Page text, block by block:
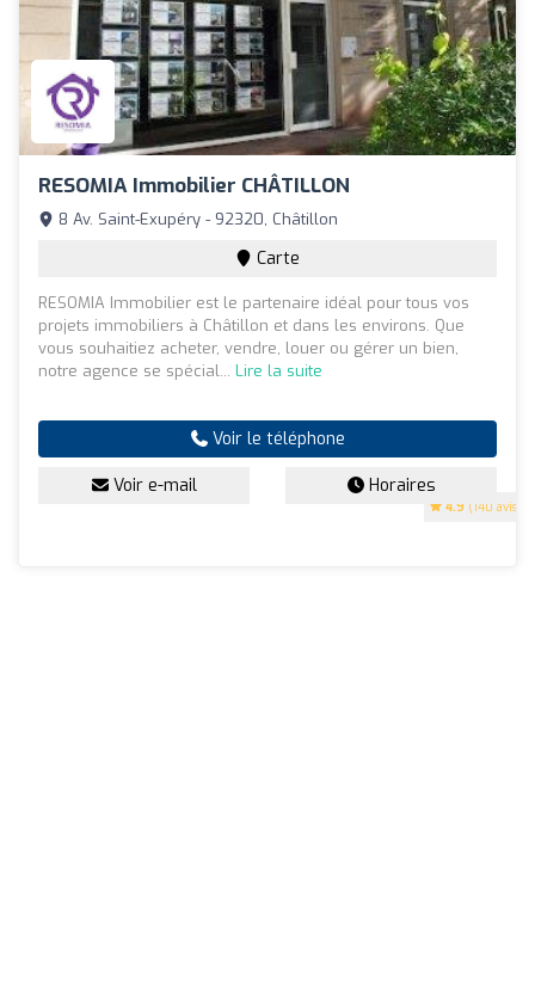
RESOMIA Immobilier CHÂTILLON
4.9 (140 avis)
8 Av. Saint-Exupéry - 92320, Châtillon
Carte
RESOMIA Immobilier est le partenaire idéal pour tous vos
projets immobiliers à Châtillon et dans les environs. Que
vous souhaitiez acheter, vendre, louer ou gérer un bien,
notre agence se spécial... Lire la suite
Voir le téléphone
Voir e-mail Horaires